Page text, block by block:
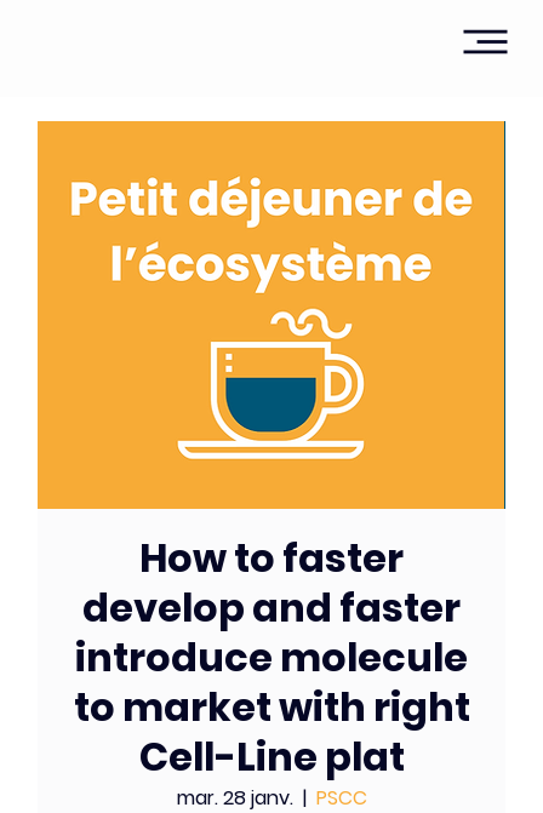
How to faster
develop and faster
introduce molecule
to market with right
Cell-Line plat
mar. 28 janv.
  |
PSCC